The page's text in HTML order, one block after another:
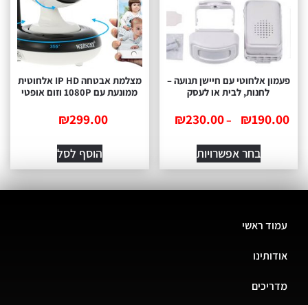
פעמון אלחוטי עם חיישן תנועה –
לחנות, לבית או לעסק
₪190.00
–
₪230.00
בחר אפשרויות
מצלמת אבטחה IP HD אלחוטית
ממונעת עם 1080P וזום אופטי
₪299.00
הוסף לסל
עמוד ראשי
אודותינו
מדריכים